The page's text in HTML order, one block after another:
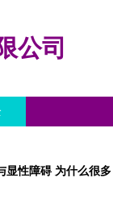
公司
显性障碍 为什么很多